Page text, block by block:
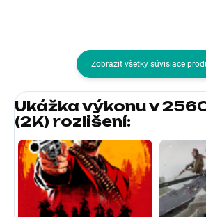
Zobraziť všetky súvisiace
Ukážka výkonu v
(2K) rozlišení: